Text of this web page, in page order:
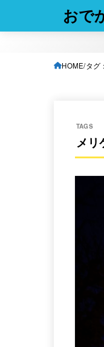
おで
HOME タグ
メリ